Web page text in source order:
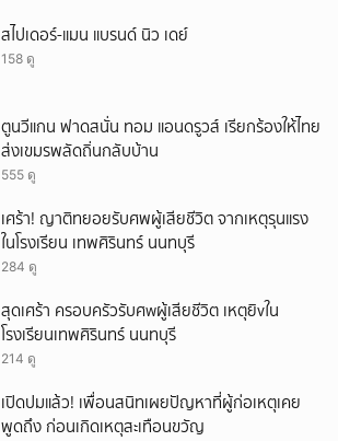
สไปเดอร์-แมน แบรนด์ นิว เดย์
158 ดู
ตูนวีแกน ฟาดสนั่น ทอม แอนดรูวส์ เรียกร้องให้ไทย
ส่งเขมรพลัดถิ่นกลับบ้าน
555 ดู
เศร้า! ญาติทยอยรับศพผู้เสียชีวิต จากเหตุรุนแรง
ในโรงเรียน เทพศิรินทร์ นนทบุรี
284 ดู
สุดเศร้า ครอบครัวรับศwผู้เสียชีวิต เหตุยิvใน
โรงเรียนเทพศิรินทร์ นนทบุรี
214 ดู
เปิดปมแล้ว! เพื่อนสนิทเผยปัญหาที่ผู้ก่อเหตุเคย
พูดถึง ก่อนเกิดเหตุสะเทือนขวัญ